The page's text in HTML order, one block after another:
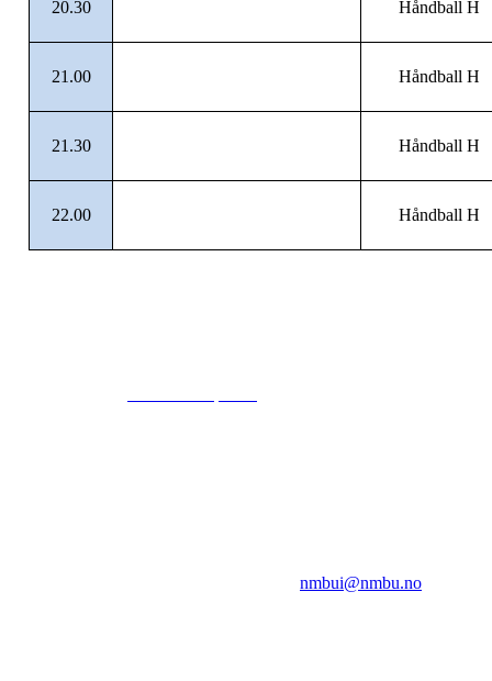
20.30 Håndball H
21.00 Håndball H
21.30 Håndball H
22.00 Håndball H
nmbui@nmbu.no